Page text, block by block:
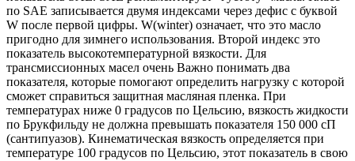
по SAE записывается двумя индексами через дефис с буквой
W после первой цифры. W(winter) означает, что это масло
пригодно для зимнего использования. Второй индекс это
показатель высокотемпературной вязкости. Для
трансмиссионных масел очень Важно понимать два
показателя, которые помогают определить нагрузку с которой
сможет справиться защитная масляная пленка. При
температурах ниже 0 градусов по Цельсию, вязкость жидкости
по Брукфильду не должна превышать показателя 150 000 сП
(сантипуазов). Кинематическая вязкость определяется при
температуре 100 градусов по Цельсию, этот показатель в свою